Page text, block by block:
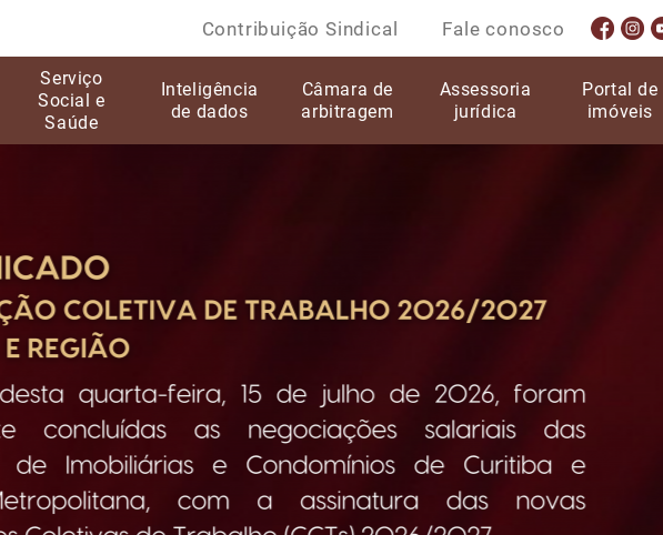
Contribuição Sindical Fale conosco
Serviço
Social e
Saúde
Inteligência
de dados
Câmara de
arbitragem
Assessoria
jurídica
Portal de
imóveis